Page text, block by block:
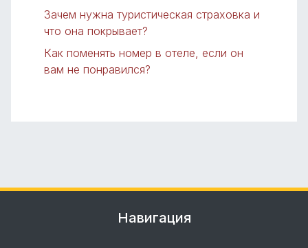
Зачем нужна туристическая страховка и
что она покрывает?
Как поменять номер в отеле, если он
вам не понравился?
Навигация